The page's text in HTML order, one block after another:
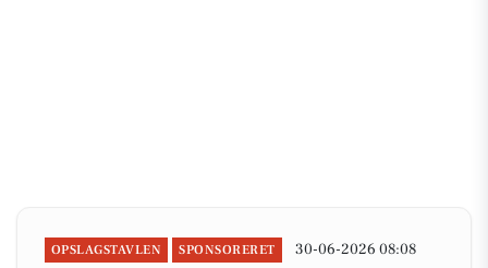
OPSLAGSTAVLEN SPONSORERET 30-06-2026 08:08